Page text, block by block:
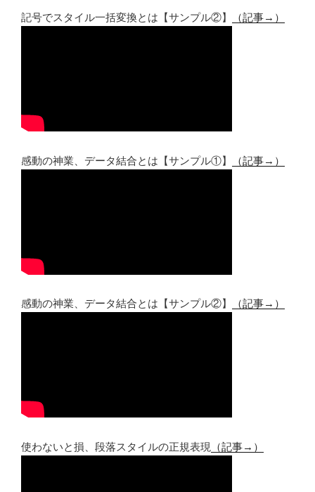
記号でスタイル一括変換とは【サンプル②】 （記事→）
感動の神業、データ結合とは【サンプル①】 （記事→）
感動の神業、データ結合とは【サンプル②】 （記事→）
使わないと損、段落スタイルの正規表現 （記事→）